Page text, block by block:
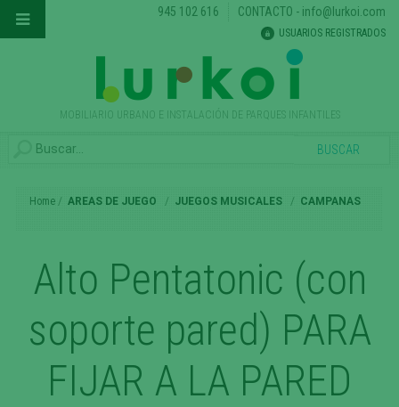
MOBILIARIO URBANO E INSTALACIÓN DE PARQUES INFANTILES
945 102 616 CONTACTO - info@lurkoi.com
USUARIOS REGISTRADOS
Home AREAS DE JUEGO JUEGOS MUSICALES CAMPANAS
Alto Pentatonic (con
soporte pared) PARA
FIJAR A LA PARED